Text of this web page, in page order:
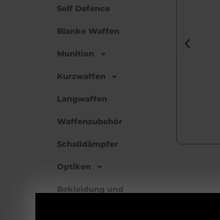
Self Defence
Blanke Waffen
Munition
Kurzwaffen
Langwaffen
Waffenzubehör
Schalldämpfer
Optiken
Bekleidung und
Yeti_Schuessel_mit_Deckel